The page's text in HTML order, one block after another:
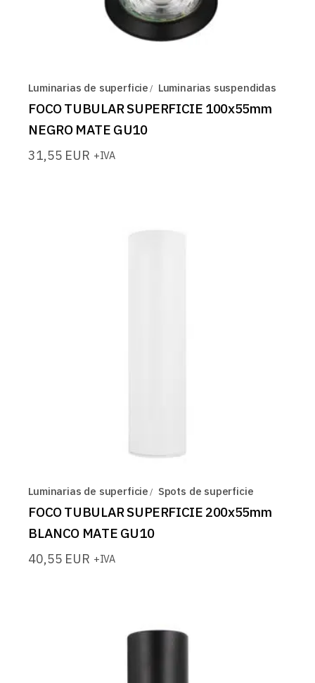
Luminarias de superficie Luminarias suspendidas
FOCO TUBULAR SUPERFICIE 100x55mm
NEGRO MATE GU10
31,55 EUR +IVA
Luminarias de superficie Spots de superficie
FOCO TUBULAR SUPERFICIE 200x55mm
BLANCO MATE GU10
40,55 EUR +IVA